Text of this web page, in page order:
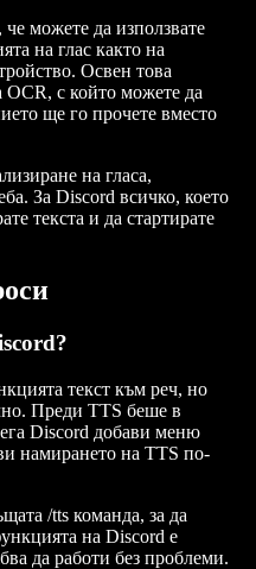
можете да използвате
на глас както на
Освен това
с който можете да
ще го прочете вместо
на гласа,
За Discord всичко, което
текста и да стартирате
текст към реч, но
Преди TTS беше в
Discord добави меню
намирането на TTS по-
/tts команда, за да
на Discord е
да работи без проблеми.